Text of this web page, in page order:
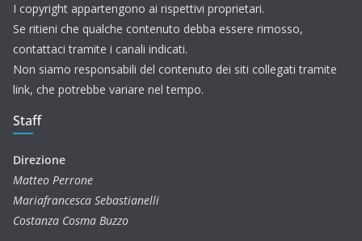
I copyright appartengono ai rispettivi proprietari.
Se ritieni che qualche contenuto debba essere rimosso,
contattaci tramite i canali indicati.
Non siamo responsabili del contenuto dei siti collegati tramite
link, che potrebbe variare nel tempo.
Staff
Direzione
Matteo Perrone
Mariafrancesca Sebastianelli
Costanza Cosma Buzzo